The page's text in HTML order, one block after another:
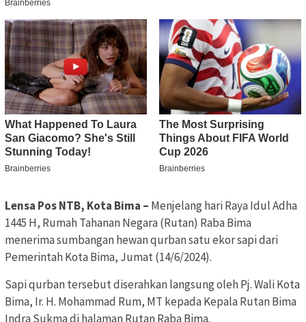
Lensa Pos NTB, Kota Bima – Menjelang hari Raya Idul Adha
1445 H, Rumah Tahanan Negara (Rutan) Raba Bima
menerima sumbangan hewan qurban satu ekor sapi dari
Pemerintah Kota Bima, Jumat (14/6/2024).
Sapi qurban tersebut diserahkan langsung oleh Pj. Wali Kota
Bima, Ir. H. Mohammad Rum, MT kepada Kepala Rutan Bima
Indra Sukma di halaman Rutan Raba Bima.